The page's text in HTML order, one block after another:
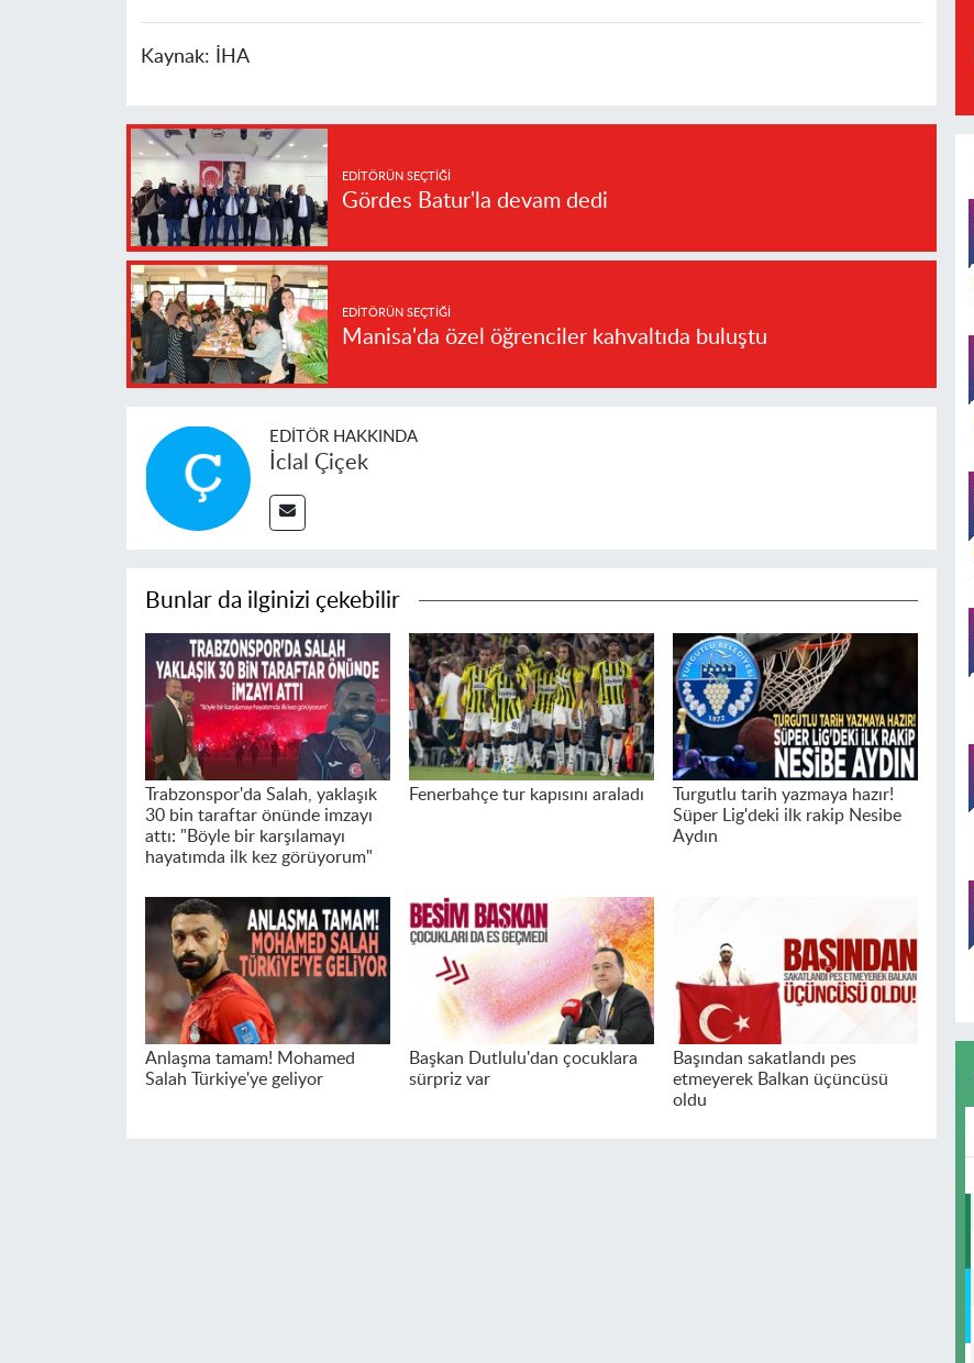
Kaynak: İHA
EDITÖRÜN SEÇTIĞI
Gördes Batur'la devam dedi
EDITÖRÜN SEÇTIĞI
Manisa'da özel öğrenciler kahvaltıda buluştu
EDITÖR HAKKINDA
İclal Çiçek
Bunlar da ilginizi çekebilir
Trabzonspor'da Salah, yaklaşık
30 bin taraftar önünde imzayı
attı: "Böyle bir karşılamayı
hayatımda ilk kez görüyorum"
Fenerbahçe tur kapısını araladı
Turgutlu tarih yazmaya hazır!
Süper Lig'deki ilk rakip Nesibe
Aydın
Anlaşma tamam! Mohamed
Salah Türkiye'ye geliyor
Başkan Dutlulu'dan çocuklara
sürpriz var
Başından sakatlandı pes
etmeyerek Balkan üçüncüsü
oldu